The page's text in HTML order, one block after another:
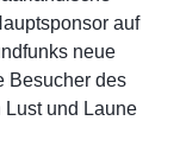
auf
neue
Besucher des
Lust und Laune